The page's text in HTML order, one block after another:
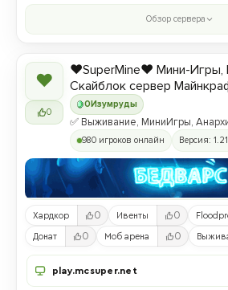
Обзор сервера
❤
0
0 Изумруды
❤️SuperMine❤️ Мини-Игры,
Скайблок сервер
✅ Выживание, МиниИгры,
980 игроков онлайн Версия:
Хардкор 0 Ивенты 0
Донат 0 Моб арена 0
play.mcsuper.net